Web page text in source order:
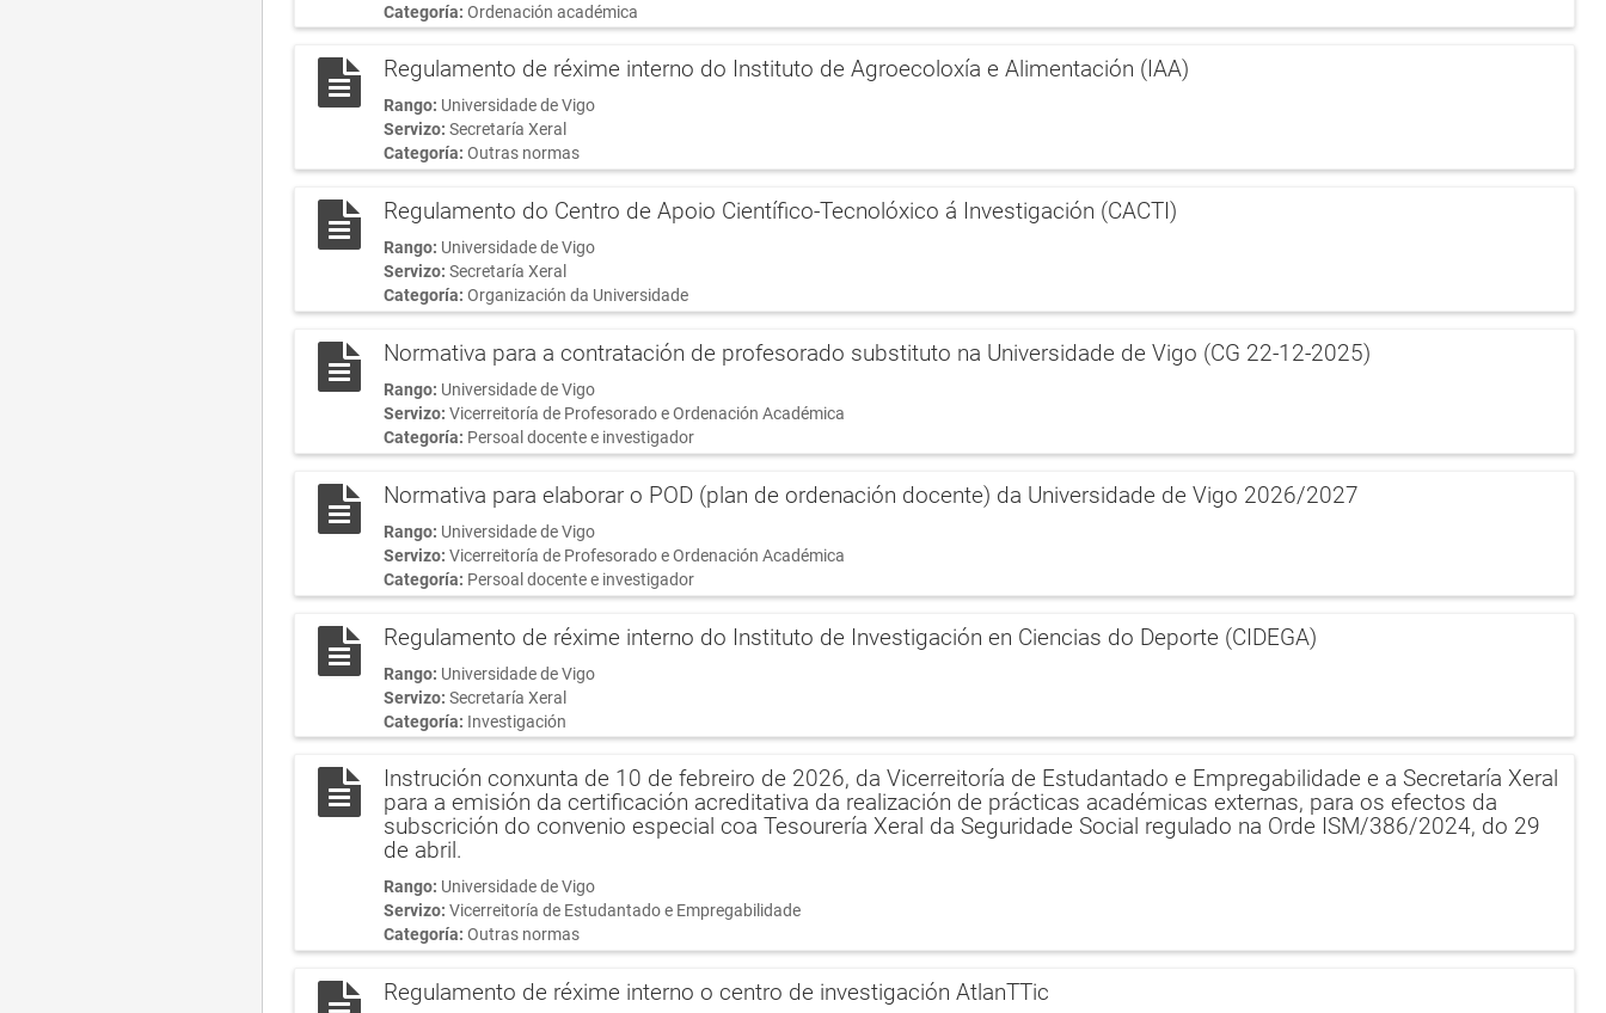
Categoría: Ordenación académica
Regulamento de réxime interno do Instituto de Agroecoloxía e Alimentación (IAA)
Rango: Universidade de Vigo
Servizo: Secretaría Xeral
Categoría: Outras normas
Regulamento do Centro de Apoio Científico-Tecnolóxico á Investigación (CACTI)
Rango: Universidade de Vigo
Servizo: Secretaría Xeral
Categoría: Organización da Universidade
Normativa para a contratación de profesorado substituto na Universidade de Vigo (CG 22-12-2025)
Rango: Universidade de Vigo
Servizo: Vicerreitoría de Profesorado e Ordenación Académica
Categoría: Persoal docente e investigador
Normativa para elaborar o POD (plan de ordenación docente) da Universidade de Vigo 2026/2027
Rango: Universidade de Vigo
Servizo: Vicerreitoría de Profesorado e Ordenación Académica
Categoría: Persoal docente e investigador
Regulamento de réxime interno do Instituto de Investigación en Ciencias do Deporte (CIDEGA)
Rango: Universidade de Vigo
Servizo: Secretaría Xeral
Categoría: Investigación
Instrución conxunta de 10 de febreiro de 2026, da Vicerreitoría de Estudantado e Empregabilidade e a Secretaría Xeral
para a emisión da certificación acreditativa da realización de prácticas académicas externas, para os efectos da
subscrición do convenio especial coa Tesourería Xeral da Seguridade Social regulado na Orde ISM/386/2024, do 29
de abril.
Rango: Universidade de Vigo
Servizo: Vicerreitoría de Estudantado e Empregabilidade
Categoría: Outras normas
Regulamento de réxime interno o centro de investigación AtlanTTic